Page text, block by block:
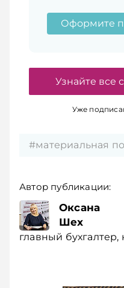
Оформите
Узнайте все
Уже
#материальная
Автор публикации:
Оксана
Шех
главный бухгалтер,